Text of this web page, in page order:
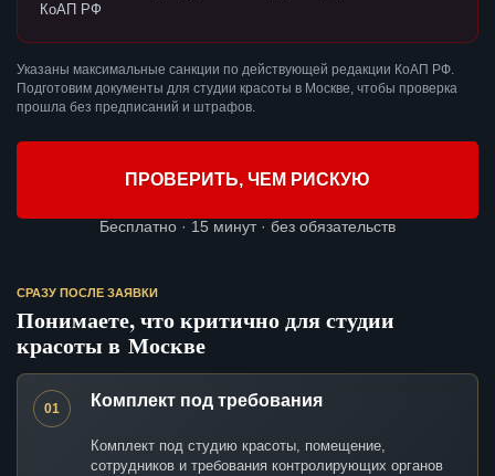
КоАП РФ
Указаны максимальные санкции по действующей редакции КоАП РФ.
Подготовим документы для студии красоты в Москве, чтобы проверка
прошла без предписаний и штрафов.
ПРОВЕРИТЬ, ЧЕМ РИСКУЮ
Бесплатно · 15 минут · без обязательств
СРАЗУ ПОСЛЕ ЗАЯВКИ
Понимаете, что критично для студии
красоты в Москве
01 Комплект под требования
Комплект под студию красоты, помещение,
сотрудников и требования контролирующих органов